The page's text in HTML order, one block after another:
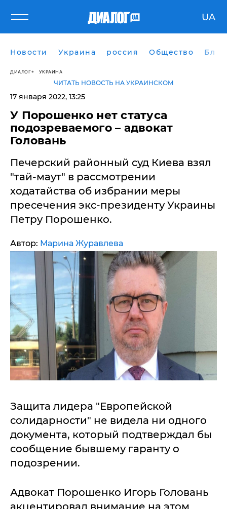
UA
Новости Украина россия Общество
ДИАЛОГ УКРАИНА
ЧИТАТЬ НОВОСТЬ НА УКРАИНСКОМ
17 января 2022, 13:25
У Порошенко нет статуса
подозреваемого – адвокат
Головань
Печерский районный суд Киева взял
"тай-маут" в рассмотрении
ходатайства об избрании меры
пресечения экс-президенту Украины
Петру Порошенко.
Автор: Марина Журавлева
Защита лидера "Европейской
солидарности" не видела ни одного
документа, который подтверждал бы
сообщение бывшему гаранту о
подозрении.
Адвокат Порошенко Игорь Головань
акцентировал внимание на этом